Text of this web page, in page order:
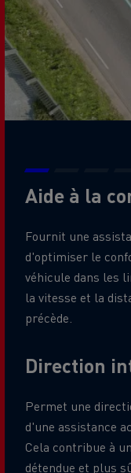
Aide à la
Fournit une
d'optimiser le
véhicule dans les
la vitesse et la
précède.
Direction
Permet une
d'une assistance
Cela contribue à
détendue et plus